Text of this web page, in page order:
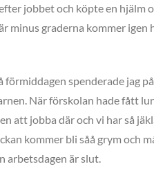
jobbet och köpte en hjälm
minus graderna kommer igen
förmiddagen spenderade jag
När förskolan hade fått
att jobba där och vi har så
kommer bli såå grym och
arbetsdagen är slut.